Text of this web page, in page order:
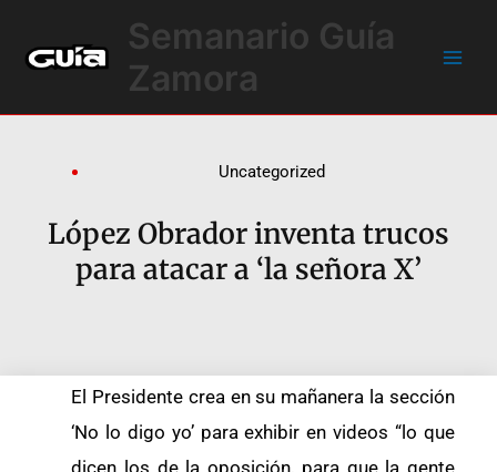
contenido
Semanario Guía
Zamora
Uncategorized
López Obrador inventa trucos
para atacar a ‘la señora X’
El Presidente crea en su mañanera la sección
‘No lo digo yo’ para exhibir en videos “lo que
dicen los de la oposición, para que la gente